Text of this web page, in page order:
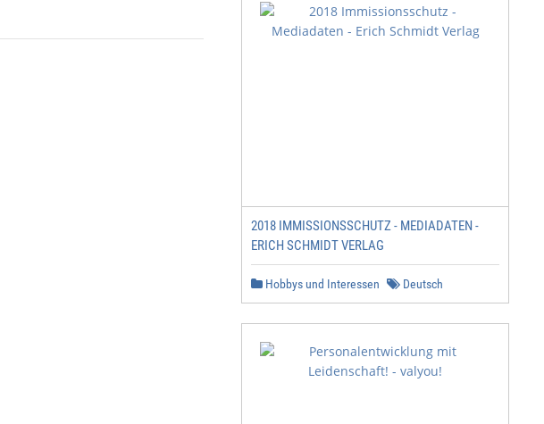
2018 IMMISSIONSSCHUTZ - MEDIADATEN -
ERICH SCHMIDT VERLAG
Hobbys und Interessen Deutsch